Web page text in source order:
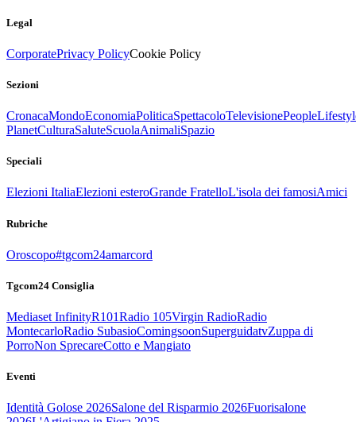
Legal
CorporatePrivacy PolicyCookie Policy
Sezioni
CronacaMondoEconomiaPoliticaSpettacoloTelevisionePeople
PlanetCulturaSaluteScuolaAnimaliSpazio
Speciali
Elezioni ItaliaElezioni esteroGrande FratelloL'isola dei famosiAmici
Rubriche
Oroscopo#tgcom24amarcord
Tgcom24 Consiglia
Mediaset InfinityR101Radio 105Virgin RadioRadio
MontecarloRadio SubasioComingsoonSuperguidatvZuppa di
PorroNon SprecareCotto e Mangiato
Eventi
Identità Golose 2026Salone del Risparmio 2026Fuorisalone